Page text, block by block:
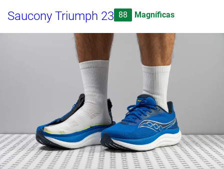
Saucony Triumph 23 88 Magníficas